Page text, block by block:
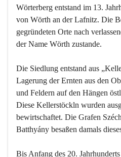
Wörterberg entstand im 13.
von Wörth an der Lafnitz. Die
gegründeten Orte nach
der Name Wörth zustande.
Die Siedlung entstand aus
Lagerung der Ernten aus den
und Feldern auf den Hängen
Diese Kellerstöckln wurden
bewirtschaftet. Die Grafen
Batthyány besaßen damals
Bis Anfang des 20.